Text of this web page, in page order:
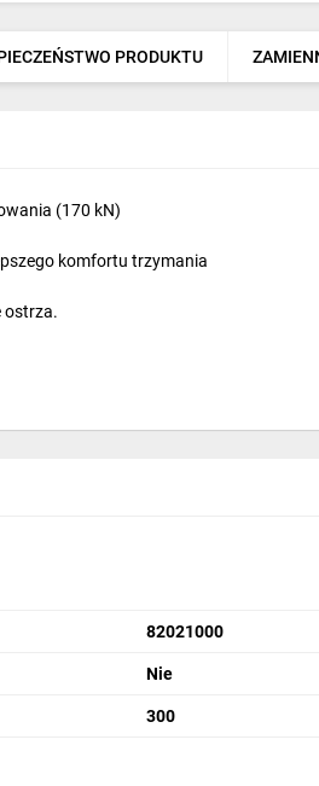
PRODUKTU
(170 kN)
komfortu trzymania
ostrza.
82021000
Nie
300